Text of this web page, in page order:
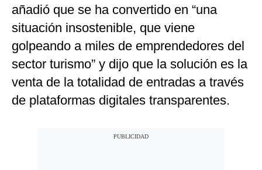
añadió que se ha convertido en “una
situación insostenible, que viene
golpeando a miles de emprendedores del
sector turismo” y dijo que la solución es la
venta de la totalidad de entradas a través
de plataformas digitales transparentes.